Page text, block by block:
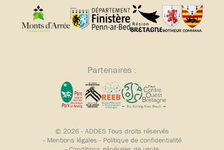
Partenaires :
© 2026 - ADDES Tous droits réservés
- Mentions légales - Politique de confidentialité